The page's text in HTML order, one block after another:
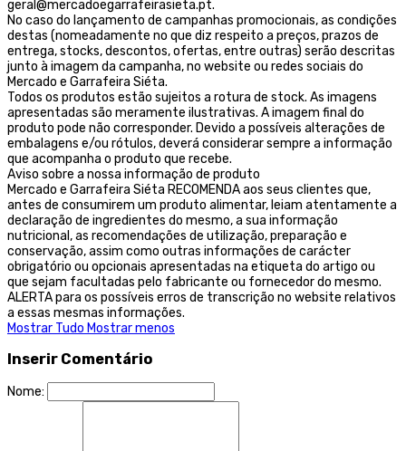
geral@mercadoegarrafeirasieta.pt.
No caso do lançamento de campanhas promocionais, as condições
destas (nomeadamente no que diz respeito a preços, prazos de
entrega, stocks, descontos, ofertas, entre outras) serão descritas
junto à imagem da campanha, no website ou redes sociais do
Mercado e Garrafeira Siéta.
Todos os produtos estão sujeitos a rotura de stock. As imagens
apresentadas são meramente ilustrativas. A imagem final do
produto pode não corresponder. Devido a possíveis alterações de
embalagens e/ou rótulos, deverá considerar sempre a informação
que acompanha o produto que recebe.
Aviso sobre a nossa informação de produto
Mercado e Garrafeira Siéta RECOMENDA aos seus clientes que,
antes de consumirem um produto alimentar, leiam atentamente a
declaração de ingredientes do mesmo, a sua informação
nutricional, as recomendações de utilização, preparação e
conservação, assim como outras informações de carácter
obrigatório ou opcionais apresentadas na etiqueta do artigo ou
que sejam facultadas pelo fabricante ou fornecedor do mesmo.
ALERTA para os possíveis erros de transcrição no website relativos
a essas mesmas informações.
Mostrar Tudo Mostrar menos
Inserir Comentário
Nome: